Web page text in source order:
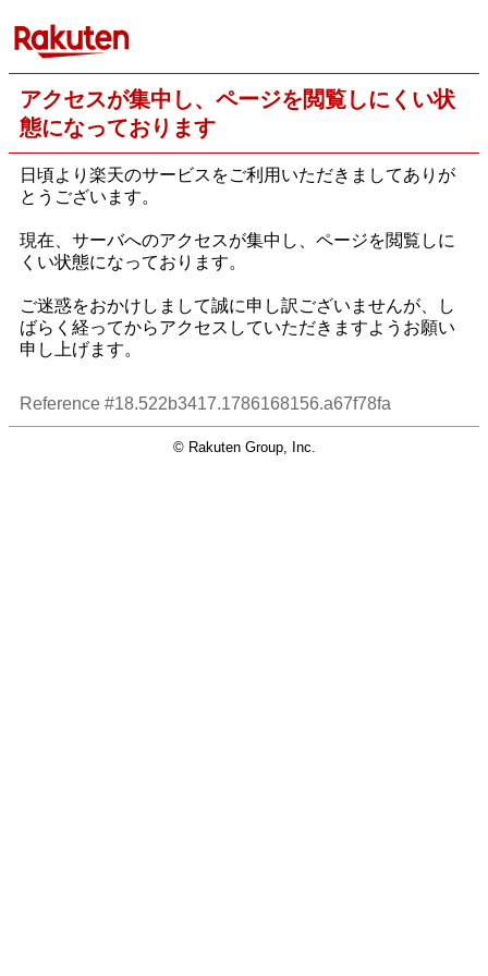
アクセスが集中し、ページを閲覧しにくい状
態になっております
日頃より楽天のサービスをご利用いただきましてありが
とうございます。
現在、サーバへのアクセスが集中し、ページを閲覧しに
くい状態になっております。
ご迷惑をおかけしまして誠に申し訳ございませんが、し
ばらく経ってからアクセスしていただきますようお願い
申し上げます。
Reference #18.522b3417.1786168156.a67f78fa
© Rakuten Group, Inc.